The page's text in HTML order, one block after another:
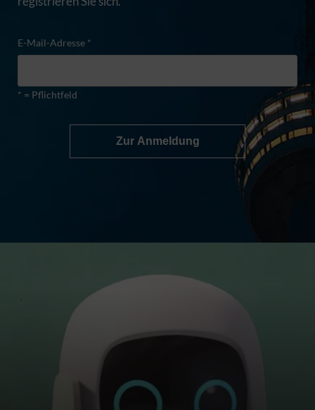
E-Mail-Adresse *
* = Pflichtfeld
Zur Anmeldung